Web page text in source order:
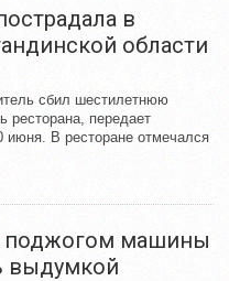
в
области
сбил шестилетнюю
ресторана, передает
В ресторане отмечался
поджогом машины
выдумкой